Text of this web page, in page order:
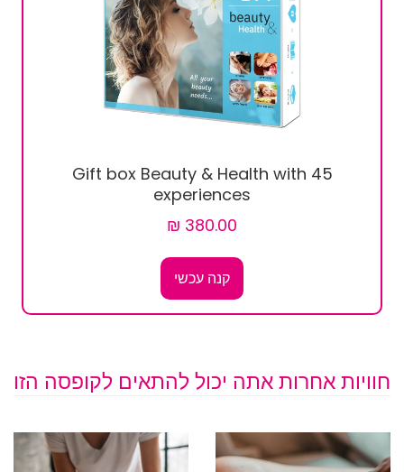
Gift box Beauty & Health with 45
experiences
קנה עכשי
חוויות אחרות אתה יכול להתאים לקופסה הזו